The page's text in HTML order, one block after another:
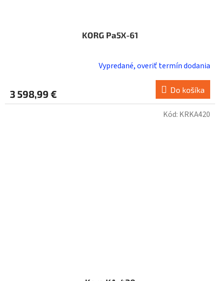
KORG Pa5X-61
Vypredané, overiť termín dodania
3 598,99 € Do košíka
Kód: KRKA420